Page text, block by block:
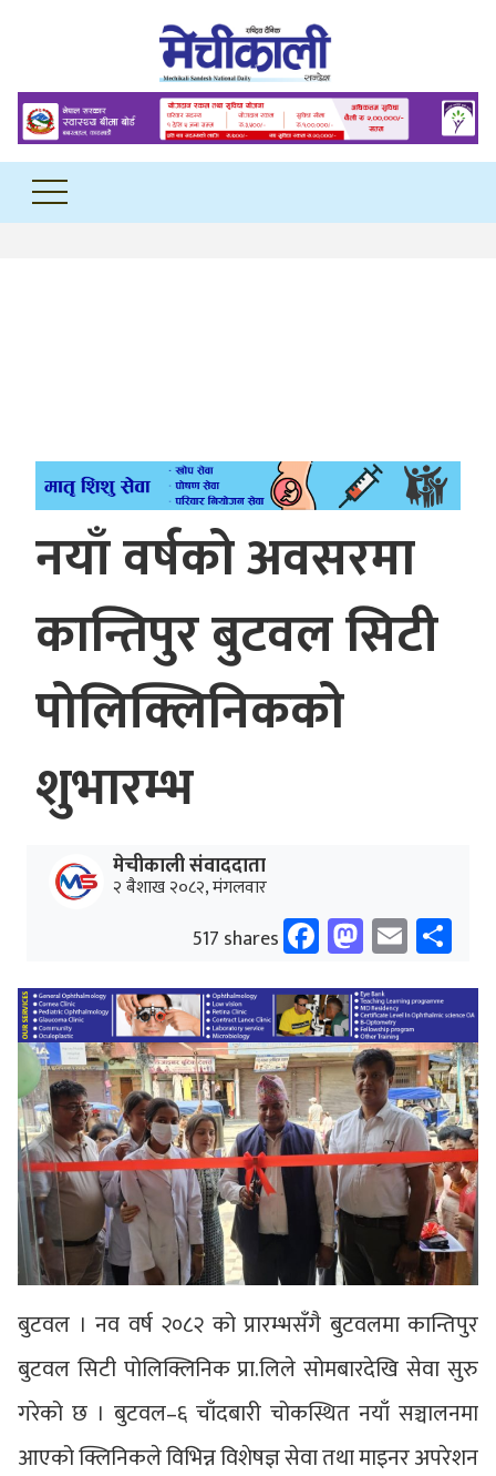
नयाँ वर्षको अवसरमा
कान्तिपुर बुटवल सिटी
पोलिक्लिनिकको
शुभारम्भ
मेचीकाली संवाददाता
२ बैशाख २०८२, मंगलवार
517 shares Facebook
Email
बुटवल । नव वर्ष २०८२ को प्रारम्भसँगै बुटवलमा कान्तिपुर
बुटवल सिटी पोलिक्लिनिक प्रा.लिले सोमबारदेखि सेवा सुरु
गरेको छ । बुटवल–६ चाँदबारी चोकस्थित नयाँ सञ्चालनमा
आएको क्लिनिकले विभिन्न विशेषज्ञ सेवा तथा माइनर अपरेशन